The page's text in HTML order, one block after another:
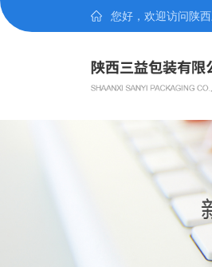
您好，欢迎访问陕